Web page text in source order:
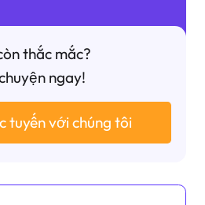
thắc mắc?
ngay!
tuyến với chúng tôi